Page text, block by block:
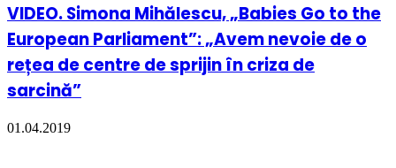
VIDEO. Simona Mihălescu, „Babies Go to the
European Parliament”: „Avem nevoie de o
rețea de centre de sprijin în criza de
sarcină”
01.04.2019